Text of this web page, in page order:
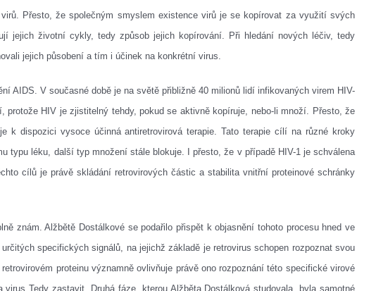
Přesto, že společným smyslem existence virů je se kopírovat za využití svých
jejich životní cykly, tedy způsob jejich kopírování. Při hledání nových léčiv, tedy
jejich působení a tím i účinek na konkrétní virus.
AIDS. V současné době je na světě přibližně 40 milionů lidí infikovaných virem HIV-
HIV je zjistitelný tehdy, pokud se aktivně kopíruje, nebo-li množí. Přesto, že
k dispozici vysoce účinná antiretrovirová terapie. Tato terapie cílí na různé kroky
léku, další typ množení stále blokuje. I přesto, že v případě HIV-1 je schválena
cílů je právě skládání retrovirových částic a stabilita vnitřní proteinové schránky
znám. Alžbětě Dostálkové se podařilo přispět k objasnění tohoto procesu hned ve
specifických signálů, na jejichž základě je retrovirus schopen rozpoznat svou
proteinu významně ovlivňuje právě ono rozpoznání této specifické virové
Tedy zastavit. Druhá fáze, kterou Alžběta Dostálková studovala, byla samotné